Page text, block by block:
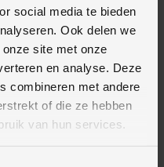
social media te bieden
Ook delen we
site met onze
en analyse. Deze
combineren met andere
of die ze hebben
van hun services.